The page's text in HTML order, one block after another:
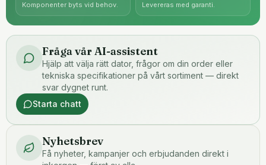
Komponenter byts vid behov. Levereras med garanti.
Fråga vår AI-assistent
Hjälp att välja rätt dator, frågor om din order eller
tekniska specifikationer på vårt sortiment — direkt
svar dygnet runt.
Starta chatt
Nyhetsbrev
Få nyheter, kampanjer och erbjudanden direkt i